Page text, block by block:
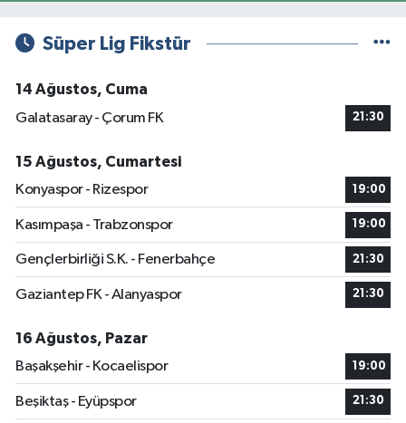
Süper Lig Fikstür
14 Ağustos, Cuma
Galatasaray - Çorum FK
21:30
15 Ağustos, Cumartesi
Konyaspor - Rizespor
19:00
Kasımpaşa - Trabzonspor 19:00
Gençlerbirliği S.K. - Fenerbahçe 21:30
Gaziantep FK - Alanyaspor 21:30
16 Ağustos, Pazar
Başakşehir - Kocaelispor
19:00
Beşiktaş - Eyüpspor 21:30